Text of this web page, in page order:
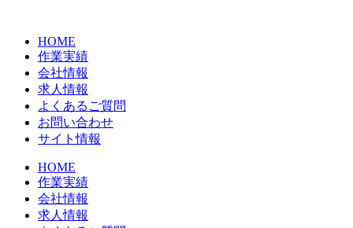
HOME
作業実績
会社情報
求人情報
よくあるご質問
お問い合わせ
サイト情報
HOME
作業実績
会社情報
求人情報